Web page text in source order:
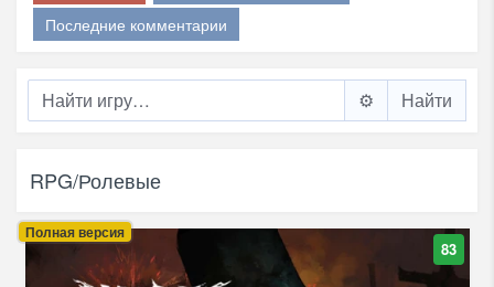
Последние комментарии
⚙️
RPG/Ролевые
Полная версия
83